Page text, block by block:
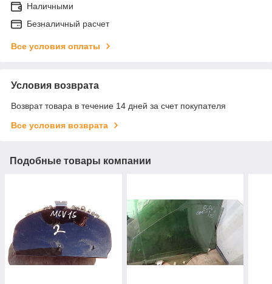
Наличными
Безналичный расчет
Все условия оплаты
Условия возврата
Возврат товара в течение 14 дней за счет покупателя
Все условия возврата
Подобные товары компании